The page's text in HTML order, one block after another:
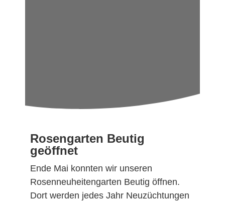
Rosengarten Beutig
geöffnet
Ende Mai konnten wir unseren
Rosenneuheitengarten Beutig öffnen.
Dort werden jedes Jahr Neuzüchtungen